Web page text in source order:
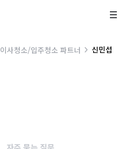
이사청소/입주청소 파트너 신민섭